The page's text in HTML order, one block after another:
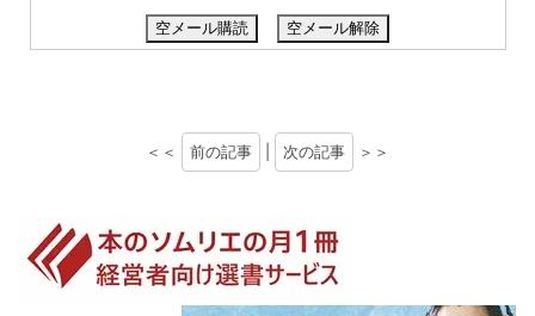
空メール購読 空メール解除
＜＜ 前の記事 次の記事 ＞＞